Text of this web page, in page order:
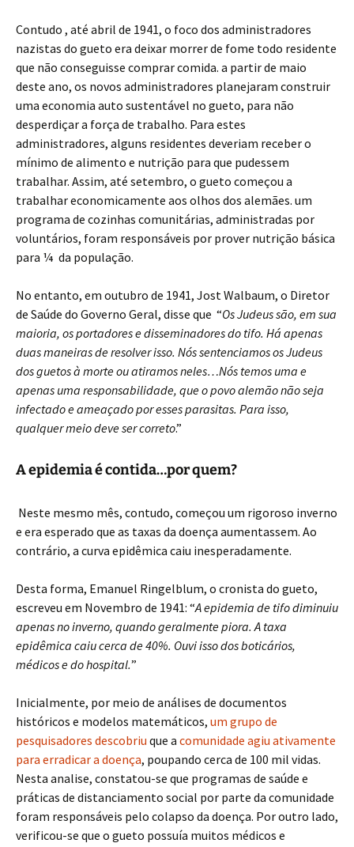
Contudo , até abril de 1941, o foco dos administradores
nazistas do gueto era deixar morrer de fome todo residente
que não conseguisse comprar comida. a partir de maio
deste ano, os novos administradores planejaram construir
uma economia auto sustentável no gueto, para não
desperdiçar a força de trabalho. Para estes
administradores, alguns residentes deveriam receber o
mínimo de alimento e nutrição para que pudessem
trabalhar. Assim, até setembro, o gueto começou a
trabalhar economicamente aos olhos dos alemães. um
programa de cozinhas comunitárias, administradas por
voluntários, foram responsáveis por prover nutrição básica
para ¼ da população.
No entanto, em outubro de 1941, Jost Walbaum, o Diretor
de Saúde do Governo Geral, disse que “Os Judeus são, em sua
maioria, os portadores e disseminadores do tifo. Há apenas
duas maneiras de resolver isso. Nós sentenciamos os Judeus
dos guetos à morte ou atiramos neles…Nós temos uma e
apenas uma responsabilidade, que o povo alemão não seja
infectado e ameaçado por esses parasitas. Para isso,
qualquer meio deve ser correto.”
A epidemia é contida…por quem?
Neste mesmo mês, contudo, começou um rigoroso inverno
e era esperado que as taxas da doença aumentassem. Ao
contrário, a curva epidêmica caiu inesperadamente.
Desta forma, Emanuel Ringelblum, o cronista do gueto,
escreveu em Novembro de 1941: “A epidemia de tifo diminuiu
apenas no inverno, quando geralmente piora. A taxa
epidêmica caiu cerca de 40%. Ouvi isso dos boticários,
médicos e do hospital.”
Inicialmente, por meio de análises de documentos
históricos e modelos matemáticos, um grupo de
pesquisadores descobriu que a comunidade agiu ativamente
para erradicar a doença, poupando cerca de 100 mil vidas.
Nesta analise, constatou-se que programas de saúde e
práticas de distanciamento social por parte da comunidade
foram responsáveis pelo colapso da doença. Por outro lado,
verificou-se que o gueto possuía muitos médicos e